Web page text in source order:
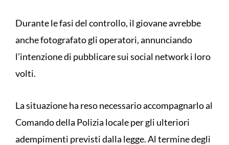
Durante le fasi del controllo, il giovane avrebbe
anche fotografato gli operatori, annunciando
l’intenzione di pubblicare sui social network i loro
volti.
La situazione ha reso necessario accompagnarlo al
Comando della Polizia locale per gli ulteriori
adempimenti previsti dalla legge. Al termine degli